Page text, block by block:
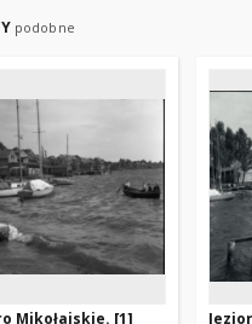
podobne
Mikołajskie. [1]